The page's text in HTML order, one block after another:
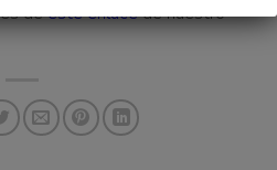
deeste enlacede nuestro